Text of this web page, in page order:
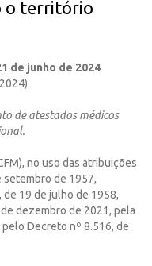
o território
de junho de 2024
de atestados médicos
no uso das atribuições
setembro de 1957,
19 de julho de 1958,
dezembro de 2021, pela
Decreto nº 8.516, de